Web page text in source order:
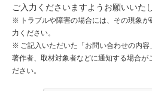
ご入力くださいますようお願いいた
トラブルや障害の場合には、その現象
力ください。
ご記入いただいた「お問い合わせの内
著作者、取材対象者などに通知する場合が
ださい。